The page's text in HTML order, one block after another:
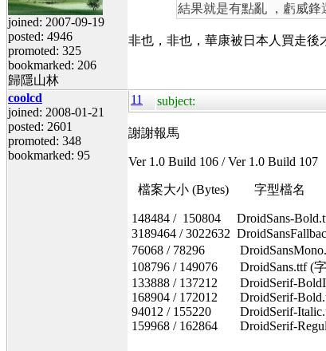
joined: 2007-09-19
posted: 4946
promoted: 325
bookmarked: 206
歸隱山林
結果就是有點亂 ，虧威鋒
非也，非也，華康被日本人買走後
coolcd
joined: 2008-01-21
posted: 2601
promoted: 348
bookmarked: 95
11 subject:
謝謝報馬
Ver 1.0 Build 106 / Ver 1.0 Build 107
檔案大小 (Bytes) 字型檔名
148484 / 150804 DroidSans-
3189464 / 3022632
76068 / 78296
108796 / 149076 DroidSans.ttf (字
133888 / 137212 DroidSerif-
168904 / 172012 DroidSerif-
94012 / 155220 DroidSerif-
159968 / 162864 DroidSerif-